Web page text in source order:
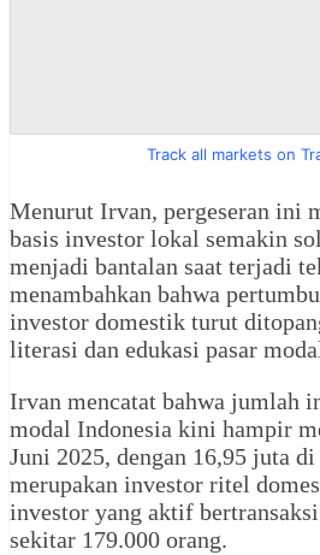
Track all markets on
Menurut Irvan, pergeseran ini
basis investor lokal semakin
menjadi bantalan saat terjadi
menambahkan bahwa
investor domestik turut
literasi dan edukasi pasar
Irvan mencatat bahwa jumlah
modal Indonesia kini hampir
Juni 2025, dengan 16,95 juta di
merupakan investor ritel
investor yang aktif
sekitar 179.000 orang.